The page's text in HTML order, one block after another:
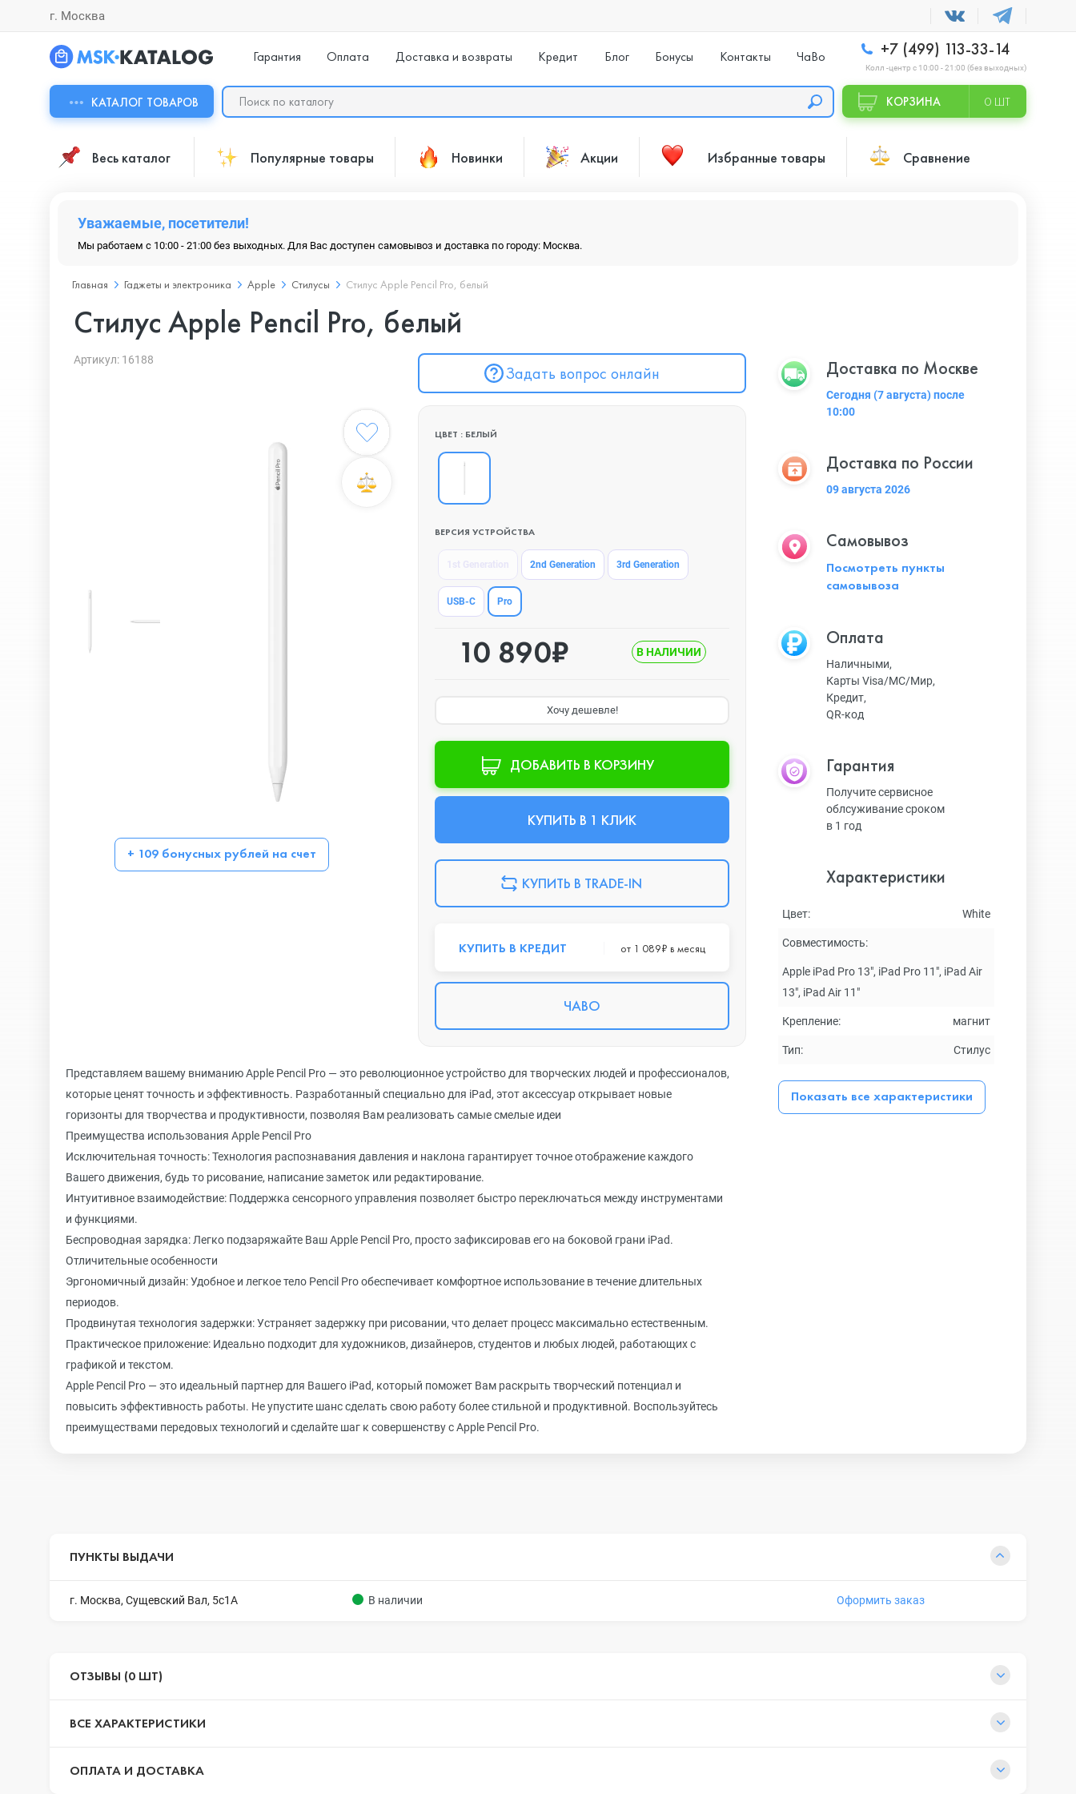
г. Москва
Гарантия Оплата Доставка и возвраты Кредит Блог Бонусы Контакты ЧаВо +7 (499) 113-33-14
Колл -центр с 10:00 - 21:00 (без выходных)
КАТАЛОГ ТОВАРОВ КОРЗИНА 0 ШТ
Весь каталог Популярные товары Новинки Акции Избранные товары Сравнение
Уважаемые, посетители!
Мы работаем с 10:00 - 21:00 без выходных. Для Вас доступен самовывоз и доставка по городу: Москва.
Главная Гаджеты и электроника Apple Стилусы Стилус Apple Pencil Pro, белый
Стилус Apple Pencil Pro, белый
Артикул: 16188
Задать вопрос онлайн
+ 109 бонусных рублей на счет
ЦВЕТ : БЕЛЫЙ
ВЕРСИЯ УСТРОЙСТВА
2nd Generation 3rd Generation
USB-C Pro
10 890₽ В НАЛИЧИИ
Хочу дешевле!
ДОБАВИТЬ В КОРЗИНУ
КУПИТЬ В 1 КЛИК
КУПИТЬ В TRADE-IN
КУПИТЬ В КРЕДИТ от 1 089₽ в месяц
ЧАВО
Представляем вашему вниманию Apple Pencil Pro — это революционное устройство для творческих людей и профессионалов,
которые ценят точность и эффективность. Разработанный специально для iPad, этот аксессуар открывает новые
горизонты для творчества и продуктивности, позволяя Вам реализовать самые смелые идеи
Преимущества использования Apple Pencil Pro
Исключительная точность: Технология распознавания давления и наклона гарантирует точное отображение каждого
Вашего движения, будь то рисование, написание заметок или редактирование.
Интуитивное взаимодействие: Поддержка сенсорного управления позволяет быстро переключаться между инструментами
и функциями.
Беспроводная зарядка: Легко подзаряжайте Ваш Apple Pencil Pro, просто зафиксировав его на боковой грани iPad.
Отличительные особенности
Эргономичный дизайн: Удобное и легкое тело Pencil Pro обеспечивает комфортное использование в течение длительных
периодов.
Продвинутая технология задержки: Устраняет задержку при рисовании, что делает процесс максимально естественным.
Практическое приложение: Идеально подходит для художников, дизайнеров, студентов и любых людей, работающих с
графикой и текстом.
Apple Pencil Pro — это идеальный партнер для Вашего iPad, который поможет Вам раскрыть творческий потенциал и
повысить эффективность работы. Не упустите шанс сделать свою работу более стильной и продуктивной. Воспользуйтесь
преимуществами передовых технологий и сделайте шаг к совершенству с Apple Pencil Pro.
Доставка по Москве
Сегодня (7 августа) после
10:00
Доставка по России
09 августа 2026
Самовывоз
Посмотреть пункты
самовывоза
Оплата
Наличными,
Карты Visa/MC/Мир,
Кредит,
QR-код
Гарантия
Получите сервисное
облсуживание сроком
в 1 год
Характеристики
Цвет: White
Совместимость:
Apple iPad Pro 13", iPad Pro 11", iPad Air
13", iPad Air 11"
Крепление: магнит
Тип: Стилус
Показать все характеристики
ПУНКТЫ ВЫДАЧИ
г. Москва, Сущевский Вал, 5с1А В наличии Оформить заказ
ОТЗЫВЫ (0 ШТ)
ВСЕ ХАРАКТЕРИСТИКИ
ОПЛАТА И ДОСТАВКА